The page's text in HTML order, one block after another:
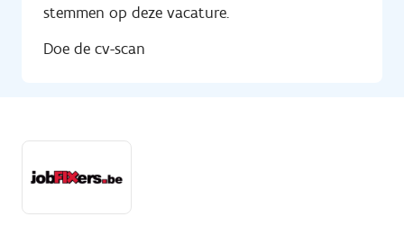
stemmen op deze vacature.
Doe de cv-scan